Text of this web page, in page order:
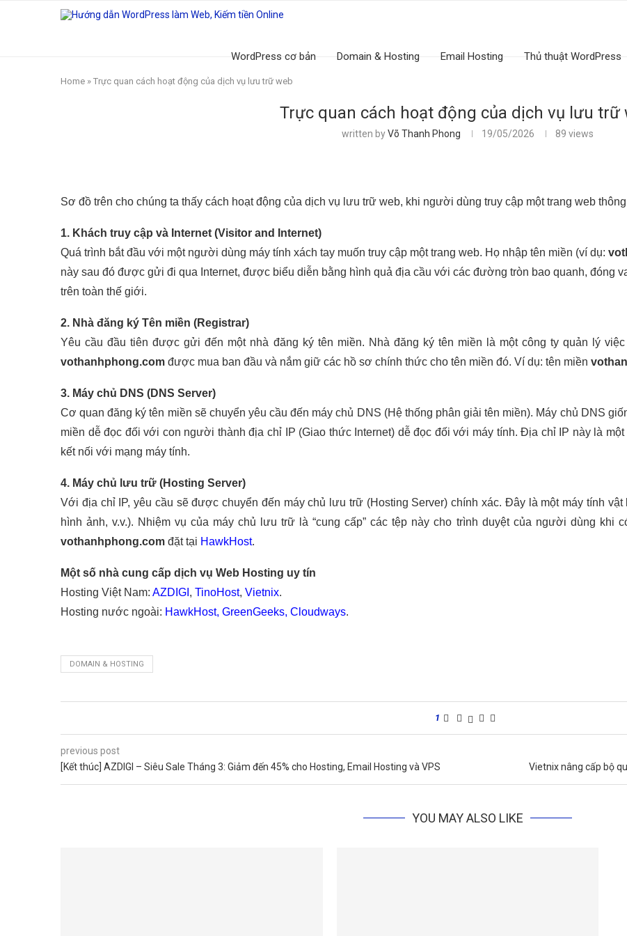
WordPress cơ bản Domain & Hosting Email Hosting Thủ thuật WordPress
Home » Trực quan cách hoạt động của dịch vụ lưu trữ web
Trực quan cách hoạt động của dịch vụ lưu trữ
written byVõ Thanh Phong 19/05/2026 89 views
Sơ đồ trên cho chúng ta thấy cách hoạt động của dịch vụ lưu trữ web, khi người dùng truy cập một trang web
1. Khách truy cập và Internet (Visitor and Internet)
Quá trình bắt đầu với một người dùng máy tính xách tay muốn truy cập một trang web. Họ nhập tên miền (ví dụ:
này sau đó được gửi đi qua Internet, được biểu diễn bằng hình quả địa cầu với các đường tròn bao quanh, đóng
trên toàn thế giới.
2. Nhà đăng ký Tên miền (Registrar)
Yêu cầu đầu tiên được gửi đến một nhà đăng ký tên miền. Nhà đăng ký tên miền là một công ty quản lý
vothanhphong.com được mua ban đầu và nắm giữ các hồ sơ chính thức cho tên miền đó. Ví dụ: tên miền
3. Máy chủ DNS (DNS Server)
Cơ quan đăng ký tên miền sẽ chuyển yêu cầu đến máy chủ DNS (Hệ thống phân giải tên miền). Máy chủ DNS
miền dễ đọc đối với con người thành địa chỉ IP (Giao thức Internet) dễ đọc đối với máy tính. Địa chỉ IP này là
kết nối với mạng máy tính.
4. Máy chủ lưu trữ (Hosting Server)
Với địa chỉ IP, yêu cầu sẽ được chuyển đến máy chủ lưu trữ (Hosting Server) chính xác. Đây là một máy tính
hình ảnh, v.v.). Nhiệm vụ của máy chủ lưu trữ là “cung cấp” các tệp này cho trình duyệt của người dùng khi
vothanhphong.com đặt tại HawkHost.
Một số nhà cung cấp dịch vụ Web Hosting uy tín
Hosting Việt Nam: AZDIGI , TinoHost, Vietnix.
Hosting nước ngoài: HawkHost, GreenGeeks, Cloudways.
DOMAIN & HOSTING
1
previous post
[Kết thúc] AZDIGI – Siêu Sale Tháng 3: Giảm đến 45% cho Hosting, Email Hosting và VPS
Vietnix nâng cấp bộ
YOU MAY ALSO LIKE